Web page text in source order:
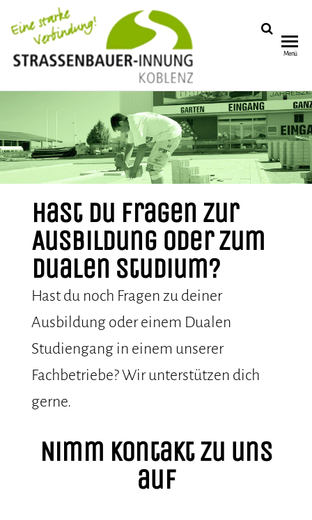
Menü
Hast du Fragen zur
Ausbildung oder zum
Dualen Studium?
Hast du noch Fragen zu deiner
Ausbildung oder einem Dualen
Studiengang in einem unserer
Fachbetriebe? Wir unterstützen dich
gerne.
Nimm Kontakt zu uns
auf